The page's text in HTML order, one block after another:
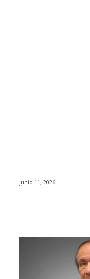
junio 11, 2026